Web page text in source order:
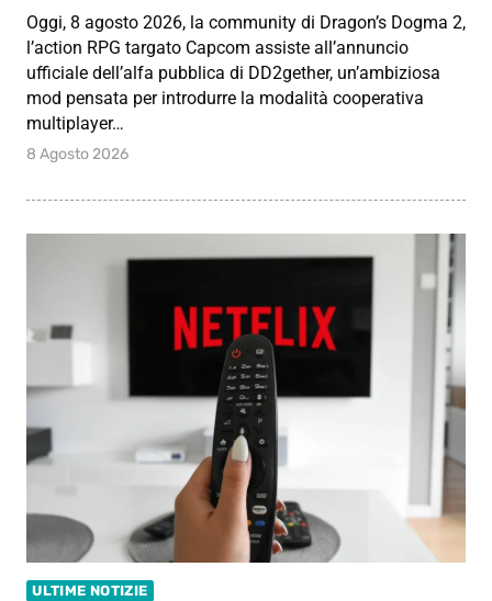
Oggi, 8 agosto 2026, la community di Dragon’s Dogma 2,
l’action RPG targato Capcom assiste all’annuncio
ufficiale dell’alfa pubblica di DD2gether, un’ambiziosa
mod pensata per introdurre la modalità cooperativa
multiplayer…
8 Agosto 2026
ULTIME NOTIZIE